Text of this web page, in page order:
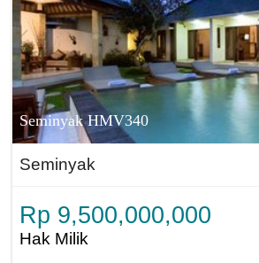
Seminyak HMV340
Seminyak
Rp 9,500,000,000
Hak Milik